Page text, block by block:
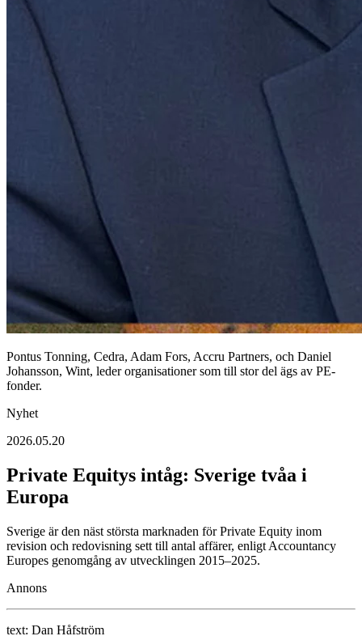
Pontus Tonning, Cedra, Adam Fors, Accru Partners, och Daniel
Johansson, Wint, leder organisationer som till stor del ägs av PE-
fonder.
Nyhet
2026.05.20
Private Equitys intåg: Sverige tvåa i
Europa
Sverige är den näst största marknaden för Private Equity inom
revision och redovisning sett till antal affärer, enligt Accountancy
Europes genomgång av utvecklingen 2015–2025.
Annons
text: Dan Håfström